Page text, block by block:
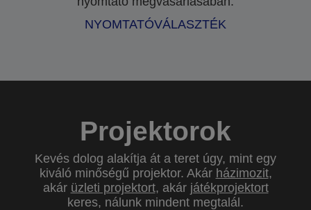
NYOMTATÓVÁLASZTÉK
Projektorok
Kevés dolog alakítja át a teret úgy, mint egy
kiváló minőségű projektor. Akár házimozit,
akár üzleti projektort, akár játékprojektort
keres, nálunk mindent megtalál.